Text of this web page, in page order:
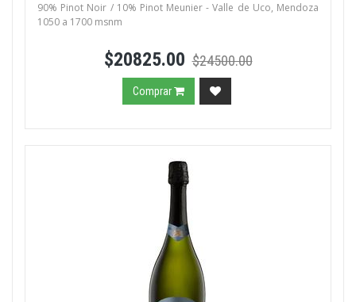
90% Pinot Noir / 10% Pinot Meunier - Valle de Uco, Mendoza
1050 a 1700 msnm
$20825.00 $24500.00
Comprar